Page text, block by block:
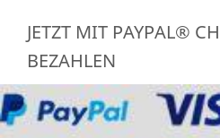
JETZT MIT PAYPAL®
BEZAHLEN